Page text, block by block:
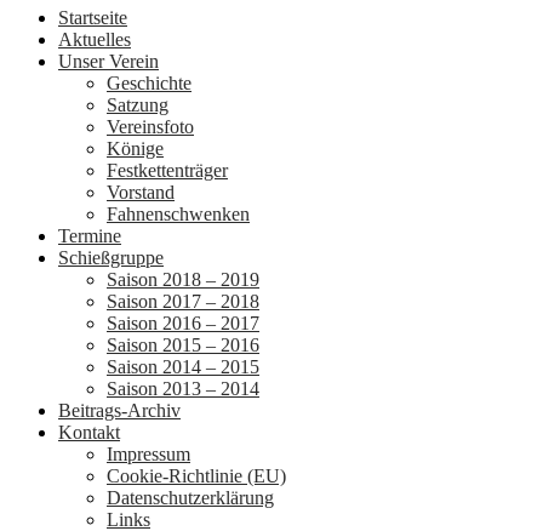
Startseite
Aktuelles
Unser Verein
Geschichte
Satzung
Vereinsfoto
Könige
Festkettenträger
Vorstand
Fahnenschwenken
Termine
Schießgruppe
Saison 2018 – 2019
Saison 2017 – 2018
Saison 2016 – 2017
Saison 2015 – 2016
Saison 2014 – 2015
Saison 2013 – 2014
Beitrags-Archiv
Kontakt
Impressum
Cookie-Richtlinie (EU)
Datenschutzerklärung
Links